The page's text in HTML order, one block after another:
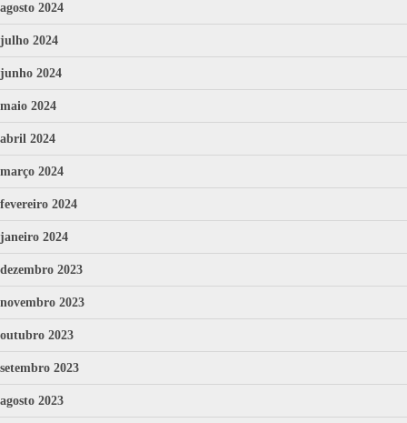
agosto 2024
julho 2024
junho 2024
maio 2024
abril 2024
março 2024
fevereiro 2024
janeiro 2024
dezembro 2023
novembro 2023
outubro 2023
setembro 2023
agosto 2023